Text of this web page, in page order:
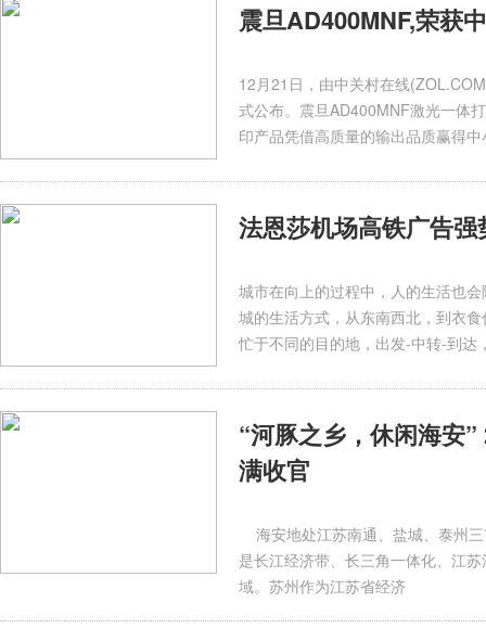
震旦AD400MNF,荣获
12月21日，由中关村在线
式公布。震旦AD400MNF激光一体
印产品凭借高质量的输出品质赢得
法恩莎机场高铁广告
城市在向上的过程中，人的生活也
城的生活方式，从东南西北，到衣
忙于不同的目的地，出发-中转-到达
“河豚之乡，休闲海安
满收官
海安地处江苏南通、盐城、泰州
是长江经济带、长三角一体化、江
域。苏州作为江苏省经济